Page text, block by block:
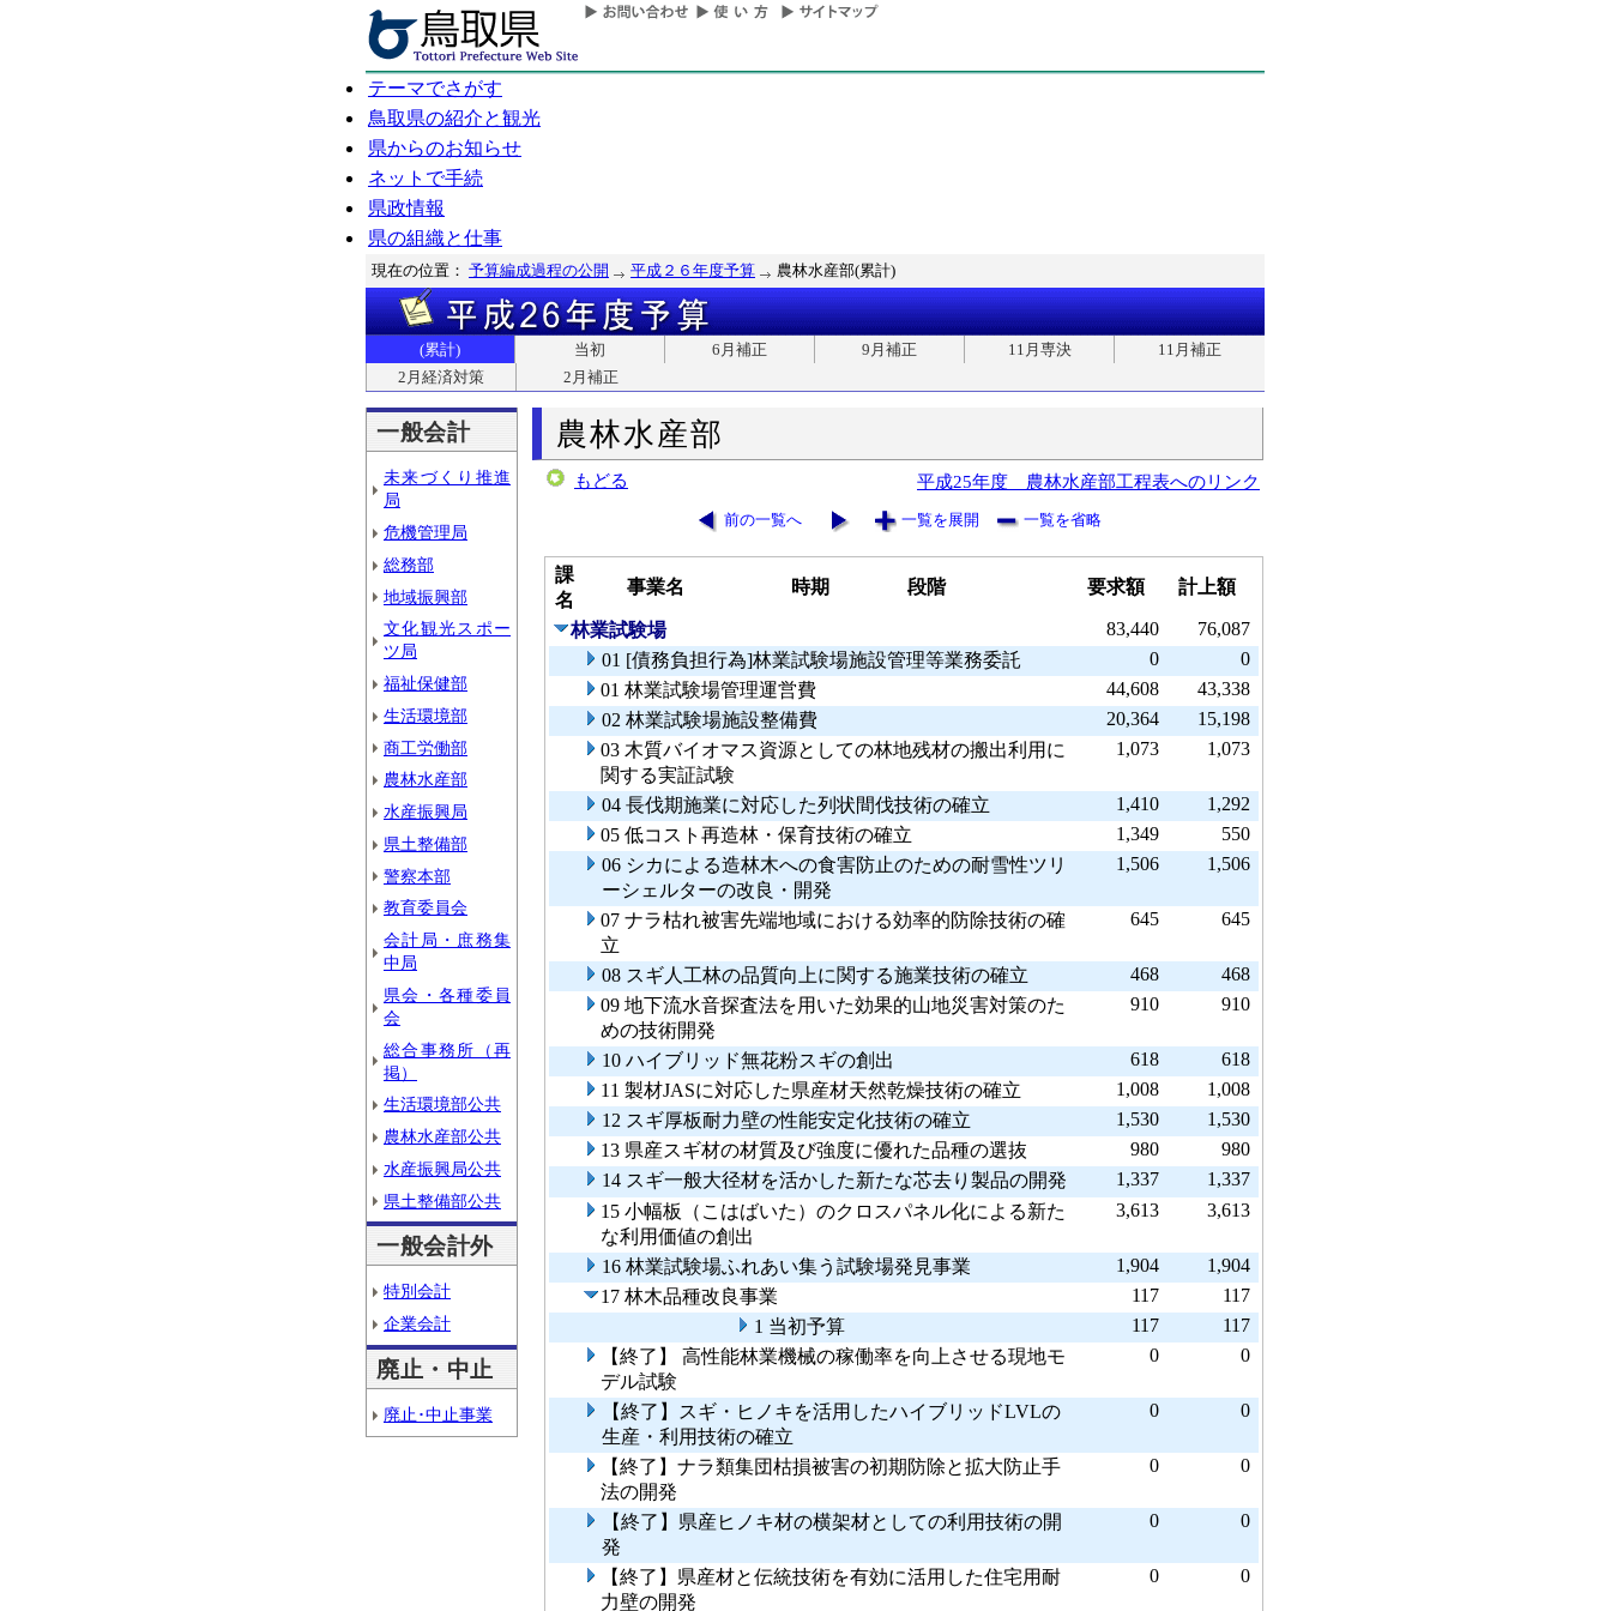
テーマでさがす
鳥取県の紹介と観光
県からのお知らせ
ネットで手続
県政情報
県の組織と仕事
現在の位置： 予算編成過程の公開 平成２６年度予算 農林水産部(累計)
(累計) 当初 6月補正 9月補正 11月専決
11月補正
2月経済対策
2月補正
一般会計
未来づくり推進
局
危機管理局
総務部
地域振興部
文化観光スポー
ツ局
福祉保健部
生活環境部
商工労働部
農林水産部
水産振興局
県土整備部
警察本部
教育委員会
会計局・庶務集
中局
県会・各種委員
会
総合事務所（再
掲）
生活環境部公共
農林水産部公共
水産振興局公共
県土整備部公共
一般会計外
特別会計
企業会計
廃止・中止
廃止･中止事業
農林水産部
もどる 平成25年度 農林水産部工程表へのリンク
前の一覧へ 一覧を展開 一覧を省略
課
名
事業名 時期 段階 要求額 計上額
林業試験場 83,440
76,087
01 [債務負担行為]林業試験場施設管理等業務委託
0
0
01 林業試験場管理運営費
44,608
43,338
02 林業試験場施設整備費
20,364
15,198
03 木質バイオマス資源としての林地残材の搬出利用に
関する実証試験
1,073 1,073
04 長伐期施業に対応した列状間伐技術の確立 1,410
1,292
05 低コスト再造林・保育技術の確立
1,349
550
06 シカによる造林木への食害防止のための耐雪性ツリ
ーシェルターの改良・開発
1,506 1,506
07 ナラ枯れ被害先端地域における効率的防除技術の確
立
645 645
08 スギ人工林の品質向上に関する施業技術の確立 468
468
09 地下流水音探査法を用いた効果的山地災害対策のた
めの技術開発
910 910
10 ハイブリッド無花粉スギの創出 618
618
11 製材JASに対応した県産材天然乾燥技術の確立
1,008
1,008
12 スギ厚板耐力壁の性能安定化技術の確立
1,530
1,530
13 県産スギ材の材質及び強度に優れた品種の選抜
980
980
14 スギ一般大径材を活かした新たな芯去り製品の開発
1,337
1,337
15 小幅板（こはばいた）のクロスパネル化による新た
な利用価値の創出
3,613 3,613
16 林業試験場ふれあい集う試験場発見事業 1,904
1,904
17 林木品種改良事業
117
117
1 当初予算
117
117
【終了】 高性能林業機械の稼働率を向上させる現地モ
デル試験
0 0
【終了】スギ・ヒノキを活用したハイブリッドLVLの
生産・利用技術の確立
0 0
【終了】ナラ類集団枯損被害の初期防除と拡大防止手
法の開発
0 0
【終了】県産ヒノキ材の横架材としての利用技術の開
発
0 0
【終了】県産材と伝統技術を有効に活用した住宅用耐
力壁の開発
0 0